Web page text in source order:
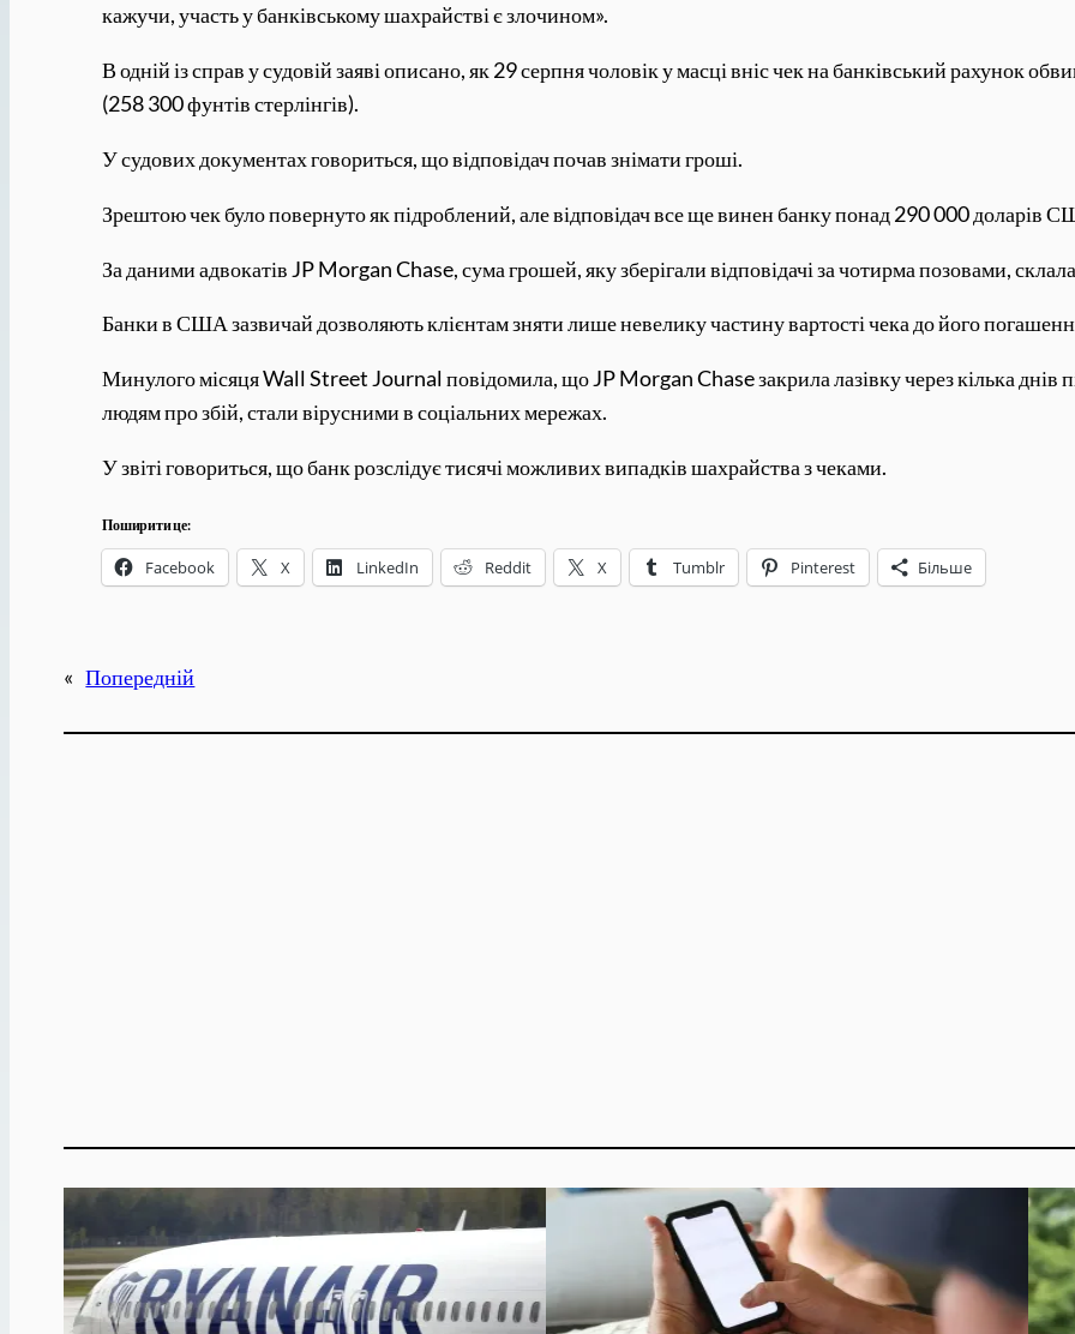
кажучи, участь у банківському шахрайстві є злочином».
В одній із справ у судовій заяві описано, як 29 серпня чоловік у масці вніс чек на банківський рахунок
(258 300 фунтів стерлінгів).
У судових документах говориться, що відповідач почав знімати гроші.
Зрештою чек було повернуто як підроблений, але відповідач все ще винен банку понад 290 000 доларів
За даними адвокатів JP Morgan Chase, сума грошей, яку зберігали відповідачі за чотирма позовами,
Банки в США зазвичай дозволяють клієнтам зняти лише невелику частину вартості чека до його
Минулого місяця Wall Street Journal повідомила, що JP Morgan Chase закрила лазівку через кілька днів
людям про збій, стали вірусними в соціальних мережах.
У звіті говориться, що банк розслідує тисячі можливих випадків шахрайства з чеками.
Поширити це:
Facebook X LinkedIn Reddit X Tumblr Pinterest Більше
« Попередній